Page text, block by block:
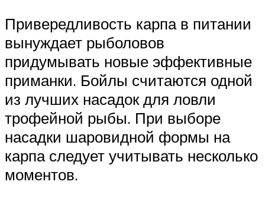
Привередливость карпа в питании
вынуждает рыболовов
придумывать новые эффективные
приманки. Бойлы считаются одной
из лучших насадок для ловли
трофейной рыбы. При выборе
насадки шаровидной формы на
карпа следует учитывать несколько
моментов.